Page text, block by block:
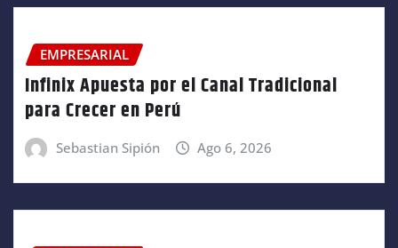
EMPRESARIAL
Infinix Apuesta por el Canal Tradicional
para Crecer en Perú
Sebastian Sipión Ago 6, 2026